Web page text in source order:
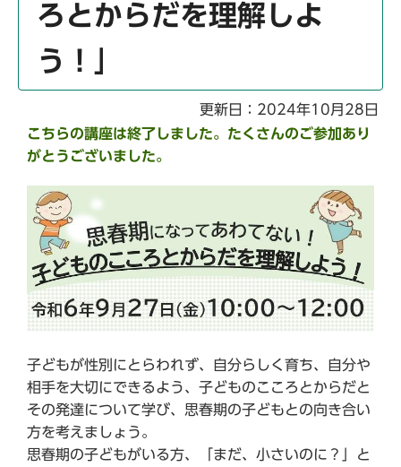
ろとからだを理解しよ
う！」
更新日：2024年10月28日
こちらの講座は終了しました。たくさんのご参加あり
がとうございました。
子どもが性別にとらわれず、自分らしく育ち、自分や
相手を大切にできるよう、子どものこころとからだと
その発達について学び、思春期の子どもとの向き合い
方を考えましょう。
思春期の子どもがいる方、「まだ、小さいのに？」と